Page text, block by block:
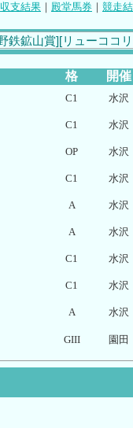
収支結果 ｜ 殿堂馬券 ｜ 競走
格 開催
C1 水沢
C1 水沢
OP 水沢
C1 水沢
A 水沢
A 水沢
C1 水沢
C1 水沢
A 水沢
GIII 園田